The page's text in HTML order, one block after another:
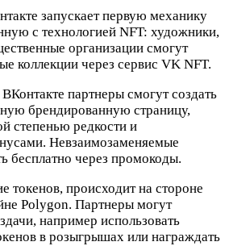
запускает первую механику
с технологией NFT: художники,
организации смогут
коллекции через сервис VK NFT.
партнеры смогут создать
брендированную страницу,
степенью редкости и
Невзаимозаменяемые
бесплатно через промокоды.
токенов, происходит на стороне
Polygon. Партнеры могут
например использовать
в розыгрышах или награждать